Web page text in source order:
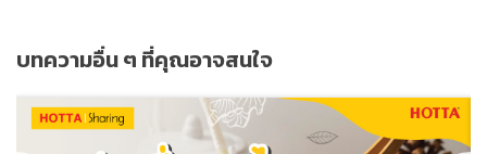
บทความอื่น ๆ ที่คุณอาจสนใจ